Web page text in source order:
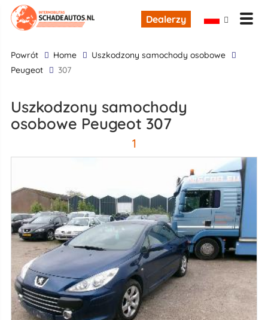
Dealerzy
powrót Home
uszkodzony samochody osobowe
Peugeot
307
uszkodzony samochody
osobowe Peugeot 307
1